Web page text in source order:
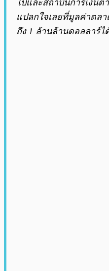
ไปและสถาบันการเงิน
แปลกใจเลยที่มูลค่าตล
ถึง 1 ล้านล้านดอลลาร์ไ